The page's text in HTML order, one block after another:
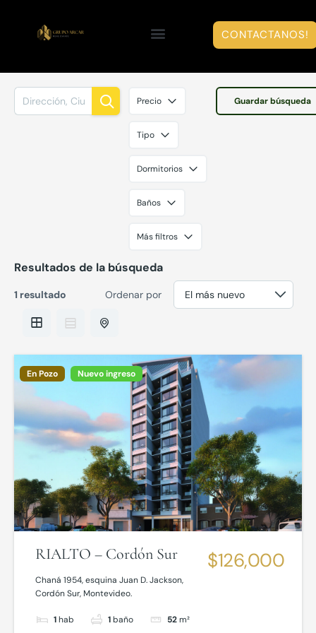
CONTACTANOS!
Guardar búsqueda
Precio
Tipo
Dormitorios
Baños
Más filtros
Resultados de la búsqueda
1 resultado Ordenar por
En Pozo Nuevo ingreso
RIALTO – Cordón Sur
Chaná 1954, esquina Juan D. Jackson,
Cordón Sur, Montevideo.
1hab 1baño 52m²
$126,000